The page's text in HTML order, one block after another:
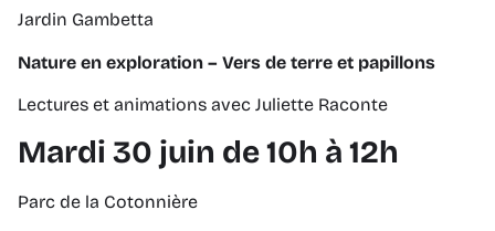
Jardin Gambetta
Nature en exploration – Vers de terre et papillons
Lectures et animations avec Juliette Raconte
Mardi 30 juin de 10h à 12h
Parc de la Cotonnière